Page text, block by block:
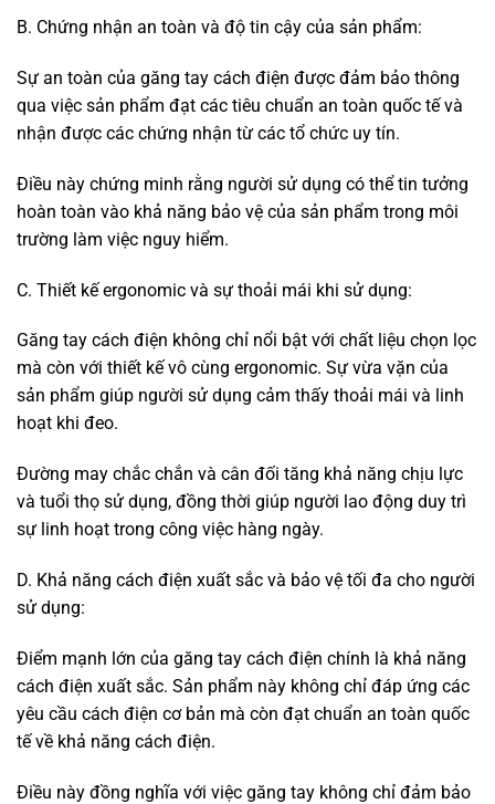
B. Chứng nhận an toàn và độ tin cậy của sản phẩm:
Sự an toàn của găng tay cách điện được đảm bảo thông
qua việc sản phẩm đạt các tiêu chuẩn an toàn quốc tế và
nhận được các chứng nhận từ các tổ chức uy tín.
Điều này chứng minh rằng người sử dụng có thể tin tưởng
hoàn toàn vào khả năng bảo vệ của sản phẩm trong môi
trường làm việc nguy hiểm.
C. Thiết kế ergonomic và sự thoải mái khi sử dụng:
Găng tay cách điện không chỉ nổi bật với chất liệu chọn lọc
mà còn với thiết kế vô cùng ergonomic. Sự vừa vặn của
sản phẩm giúp người sử dụng cảm thấy thoải mái và linh
hoạt khi đeo.
Đường may chắc chắn và cân đối tăng khả năng chịu lực
và tuổi thọ sử dụng, đồng thời giúp người lao động duy trì
sự linh hoạt trong công việc hàng ngày.
D. Khả năng cách điện xuất sắc và bảo vệ tối đa cho người
sử dụng:
Điểm mạnh lớn của găng tay cách điện chính là khả năng
cách điện xuất sắc. Sản phẩm này không chỉ đáp ứng các
yêu cầu cách điện cơ bản mà còn đạt chuẩn an toàn quốc
tế về khả năng cách điện.
Điều này đồng nghĩa với việc găng tay không chỉ đảm bảo